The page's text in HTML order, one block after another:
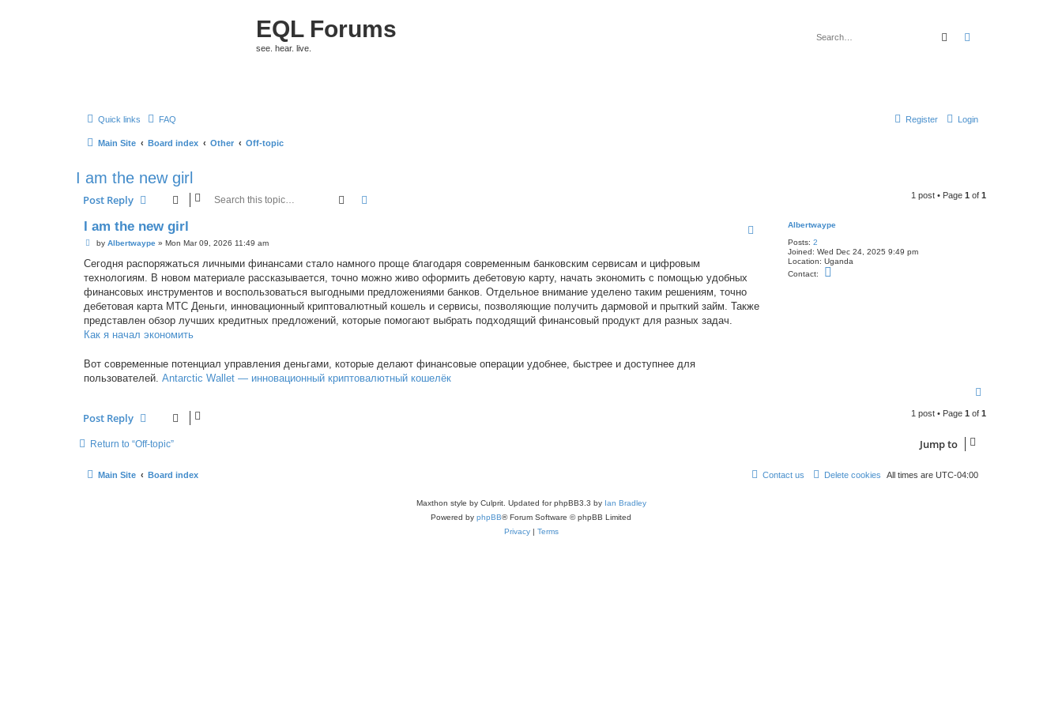
EQL Forums
see. hear. live.
Search
Quick links FAQ Login
Register
Main Site Board index Other Off-topic
I am the new girl
Post Reply Search 1 post • Page 1 of 1
Albertwaype
Posts: 2
Joined: Wed Dec 24, 2025 9:49 pm
Location: Uganda
Contact:
I am the new girl
P
s
by Albertwaype» Mon Mar 09, 2026 11:49 am
Сегодня распоряжаться личными финансами стало намного проще благодаря современным банковским сервисам и цифровым
технологиям. В новом материале рассказывается, точно можно живо оформить дебетовую карту, начать экономить с помощью удобных
финансовых инструментов и воспользоваться выгодными предложениями банков. Отдельное внимание уделено таким решениям, точно
дебетовая карта МТС Деньги, инновационный криптовалютный кошель и сервисы, позволяющие получить дармовой и прыткий займ. Также
представлен обзор лучших кредитных предложений, которые помогают выбрать подходящий финансовый продукт для разных задач.
Как я начал экономить
Вот современные потенциал управления деньгами, которые делают финансовые операции удобнее, быстрее и доступнее для
пользователей. Antarctic Wallet — инновационный криптовалютный кошелёк
p
Post Reply 1 post • Page 1 of 1
Return to “Off-topic” Jump to
Main Site Board index All times are UTC-04:00
Delete cookies
Contact us
Maxthon style by Culprit. Updated for phpBB3.3 by Ian Bradley
Powered by phpBB® Forum Software © phpBB Limited
Privacy| Terms